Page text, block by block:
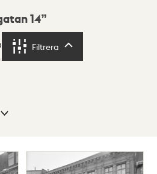
14
Filtrera